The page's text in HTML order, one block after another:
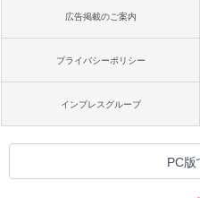
広告掲載のご案内
プライバシーポリシー
インプレスグループ
PC版